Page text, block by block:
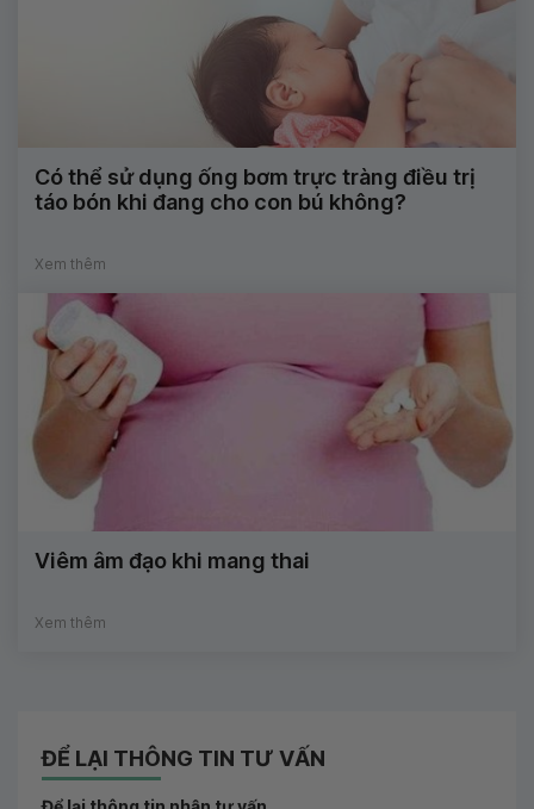
Có thể sử dụng ống bơm trực tràng điều trị
táo bón khi đang cho con bú không?
Xem thêm
Viêm âm đạo khi mang thai
Xem thêm
ĐỂ LẠI THÔNG TIN TƯ VẤN